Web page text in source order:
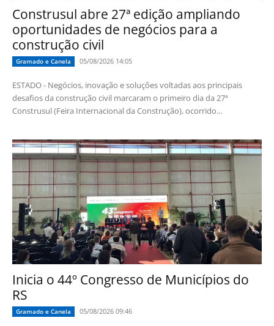
Construsul abre 27ª edição ampliando
oportunidades de negócios para a
construção civil
Gramado e Canela 05/08/2026 14:05
ESTADO - Negócios, inovação e soluções voltadas aos principais
desafios da construção civil marcaram o primeiro dia da 27ª
Construsul (Feira Internacional da Construção), ocorrido...
Inicia o 44º Congresso de Municípios do
RS
Gramado e Canela 05/08/2026 09:46